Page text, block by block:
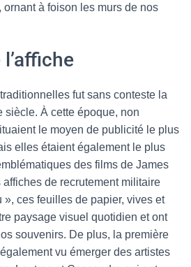
à foison les murs de nos
l’affiche
fut sans conteste la
siècle. À cette époque, non
le moyen de publicité le plus
elles étaient également le plus
des films de James
de recrutement militaire
», ces feuilles de papier, vives et
paysage visuel quotidien et ont
souvenirs. De plus, la première
vu émerger des artistes